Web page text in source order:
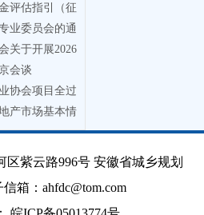
评估指引（征
业委员会的通
关于开展2026
会谈
协会项目全过
产市场基本情
紫云路996号 安徽省城乡规划
箱：ahfdc@tom.com